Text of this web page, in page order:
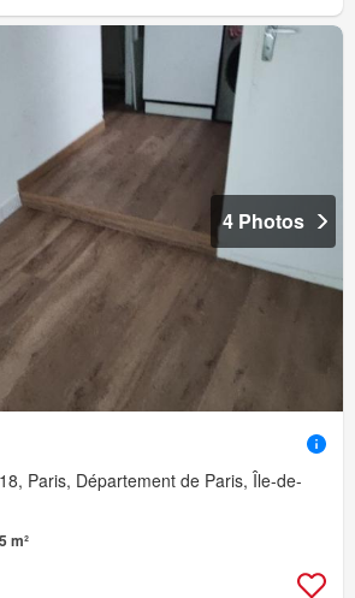
4 Photos
Paris, Département de Paris, Île-de-
m²